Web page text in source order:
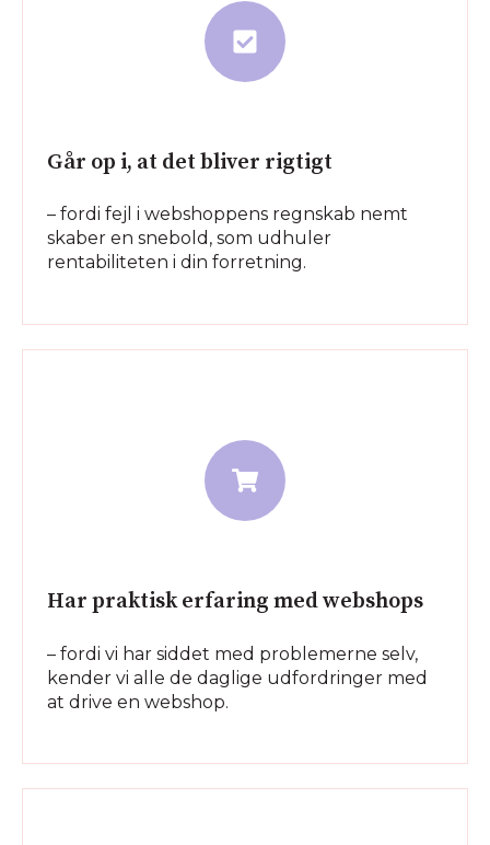
Går op i, at det bliver rigtigt
– fordi fejl i webshoppens regnskab nemt
skaber en snebold, som udhuler
rentabiliteten i din forretning.
Har praktisk erfaring med webshops
– fordi vi har siddet med problemerne selv,
kender vi alle de daglige udfordringer med
at drive en webshop.